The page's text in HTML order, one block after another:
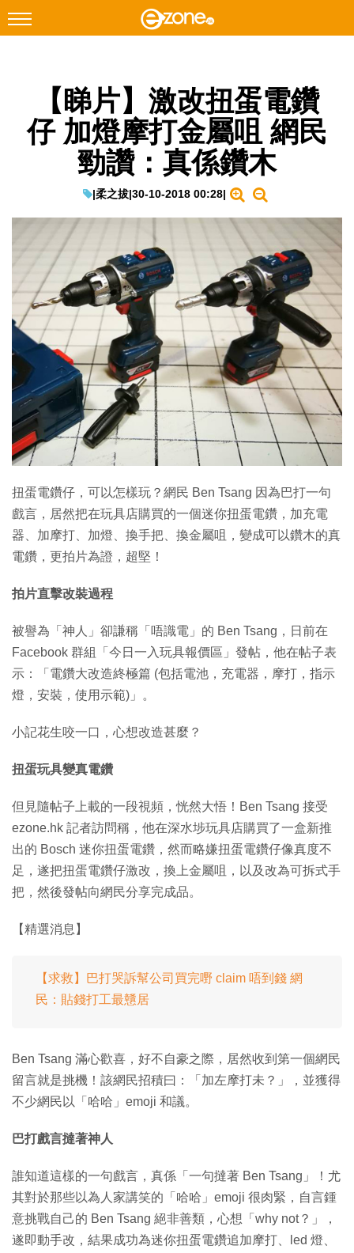
Facebook Instagram
科技焦點
教學評測
EduTech
IT Times
生成式AI與雲端應用
Enterprise Digital Transformation
特集
【睇片】激改扭蛋電鑽
仔 加燈摩打金屬咀 網民
勁讚：真係鑽木
|柔之拔|30-10-2018 00:28|
‎扭蛋電鑽仔，可以怎樣玩？網民 Ben Tsang‎ 因為巴打一句
戲言，居然把在玩具店購買的一個迷你扭蛋電鑽，加充電
器、加摩打、加燈、換手把、換金屬咀，變成可以鑽木的真
電鑽，更拍片為證，超堅！
拍片直擊改裝過程
被譽為「神人」卻謙稱「唔識電」的 Ben Tsang，日前在
Facebook 群組「今日一入玩具報價區」發帖，他在帖子表
示：「電鑽大改造終極篇 (包括電池，充電器，摩打，指示
燈，安裝，使用示範)」。
小記花生咬一口，心想改造甚麼？
扭蛋玩具變真電鑽
但見隨帖子上載的一段視頻，恍然大悟！Ben Tsang 接受
ezone.hk 記者訪問稱，他在深水埗玩具店購買了一盒新推
出的 Bosch 迷你扭蛋電鑽，然而略嫌扭蛋電鑽仔像真度不
足，遂把扭蛋電鑽仔激改，換上金屬咀，以及改為可拆式手
把，然後發帖向網民分享完成品。
【精選消息】
【求救】巴打哭訴幫公司買完嘢 claim 唔到錢 網
民：貼錢打工最戇居
Ben Tsang 滿心歡喜，好不自豪之際，居然收到第一個網民
留言就是挑機！該網民招積曰：「加左摩打未？」，並獲得
不少網民以「哈哈」emoji 和議。
巴打戲言撻著神人
誰知道這樣的一句戲言，真係「一句撻著 Ben Tsang」！尤
其對於那些以為人家講笑的「哈哈」emoji 很肉緊，自言鍾
意挑戰自己的 Ben Tsang 絕非善類，心想「why not？」，
遂即動手改，結果成功為迷你扭蛋電鑽追加摩打、led 燈、